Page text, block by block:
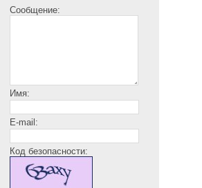
Сообщение:
Имя:
E-mail:
Код безопасности: